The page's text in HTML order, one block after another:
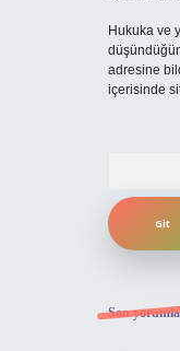
Hukuka ve
adresine
içerisinde
Son